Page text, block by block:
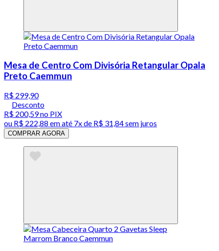
Mesa de Centro Com Divisória Retangular Opala
Preto Caemmun
R$ 299,90
Desconto
R$ 200,59no PIX
ou R$ 222,88 em até 7x de R$ 31,84 sem juros
COMPRAR AGORA